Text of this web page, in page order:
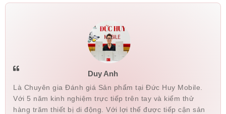
Trần Hùng 084383xxxx 19:29 08/07/2026
087666xxxx
087666xxxx
087666xxxx
nguyễn đức vinh 033208xxxx 17:20 08/07/2026
Duy Anh
Là Chuyên gia Đánh giá Sản phẩm tại Đức Huy Mobile.
Với 5 năm kinh nghiệm trực tiếp trên tay và kiểm thử
hàng trăm thiết bị di động. Với lợi thế được tiếp cận sản